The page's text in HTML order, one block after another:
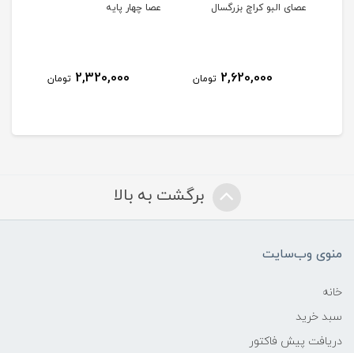
عصای البو کراچ بزرگسال
2,620,000 تومان
عصا چهار پایه
2,320,000 تومان
برگشت به بالا
منوی وب‌سایت
خانه
سبد خرید
دریافت پیش فاکتور